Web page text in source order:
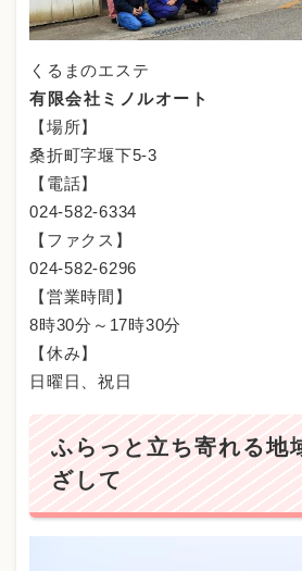
くるまのエステ
有限会社ミノルオート
【場所】
桑折町字堰下5-3
【電話】
024-582-6334
【ファクス】
024-582-6296
【営業時間】
8時30分～17時30分
【休み】
日曜日、祝日
ふらっと立ち寄れる地
ざして